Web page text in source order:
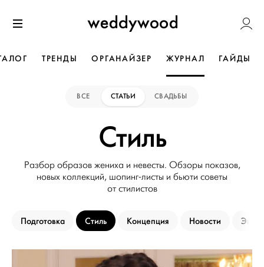
к содержанию
Weddywood
ТРЕНДЫ ОРГАНАЙЗЕР ЖУРНАЛ ГАЙДЫ
ВСЕ СТАТЬИ СВАДЬБЫ
Стиль
Разбор образов жениха и невесты. Обзоры показов,
новых коллекций, шопинг-листы и бьюти советы
от стилистов
Подготовка Стиль Концепция Новости